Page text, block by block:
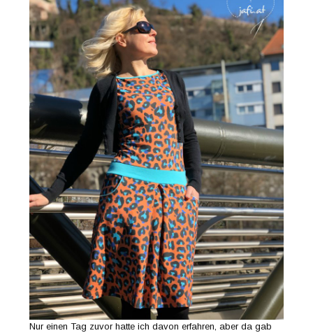
Nur einen Tag zuvor hatte ich davon erfahren, aber da gab